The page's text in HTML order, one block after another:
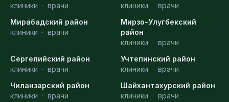
клиники · врачи
клиники · врачи
Мирабадский район
клиники · врачи
Мирзо-Улугбекский
район
клиники · врачи
Сергелийский район
клиники · врачи
Учтепинский район
клиники · врачи
Чиланзарский район
клиники · врачи
Шайхантахурский район
клиники · врачи